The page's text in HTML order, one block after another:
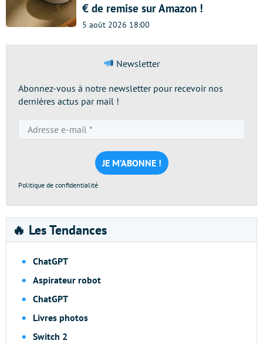
€ de remise sur Amazon !
5 août 2026 18:00
Newsletter
Abonnez-vous à notre newsletter pour recevoir nos
dernières actus par mail !
e-
mail
*
Politique de confidentialité
🔥 Les Tendances
ChatGPT
Aspirateur robot
ChatGPT
Livres photos
Switch 2